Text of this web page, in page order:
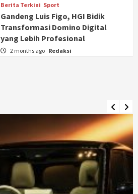
Berita Terkini Sport
Gandeng Luis Figo, HGI Bidik
Transformasi Domino Digital
yang Lebih Profesional
2 months ago Redaksi